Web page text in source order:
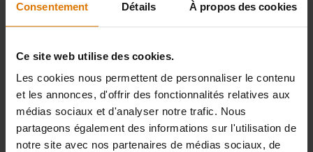
Consentement Détails À propos des cookies
Ce site web utilise des cookies.
Les cookies nous permettent de personnaliser le contenu
et les annonces, d'offrir des fonctionnalités relatives aux
médias sociaux et d'analyser notre trafic. Nous
partageons également des informations sur l'utilisation de
notre site avec nos partenaires de médias sociaux, de
recommandés